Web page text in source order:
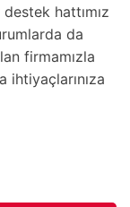
hattımız
da
firmamızla